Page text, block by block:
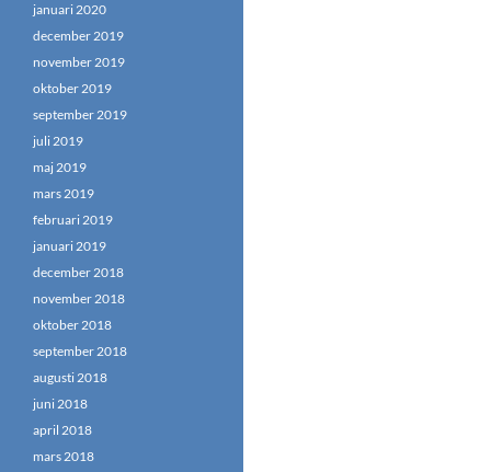
januari 2020
december 2019
november 2019
oktober 2019
september 2019
juli 2019
maj 2019
mars 2019
februari 2019
januari 2019
december 2018
november 2018
oktober 2018
september 2018
augusti 2018
juni 2018
april 2018
mars 2018